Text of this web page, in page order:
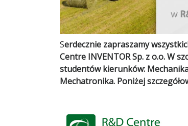
Serdecznie zapraszamy
Centre INVENTOR Sp. z o.o. W
studentów kierunków:
Mechatronika. Poniżej